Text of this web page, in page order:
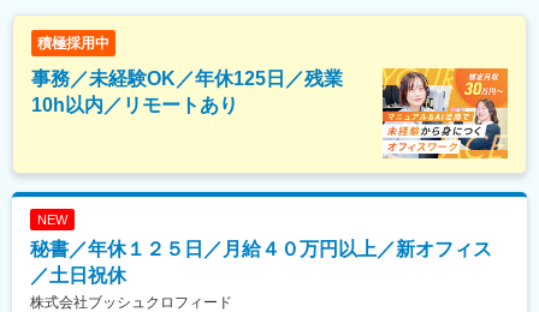
積極採用中
事務／未経験OK／年休125日／残業
10h以内／リモートあり
NEW
秘書／年休１２５日／月給４０万円以上／新オフィス
／土日祝休
株式会社ブッシュクロフィード